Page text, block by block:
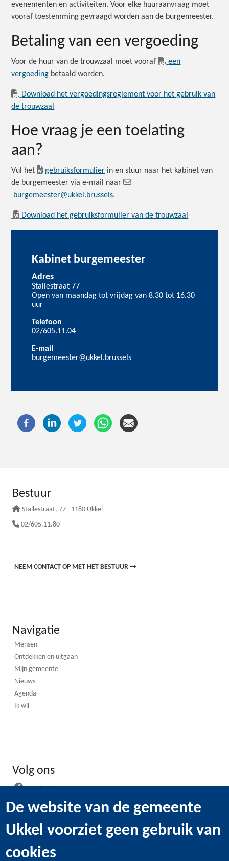
evenementen en activiteiten. Voor elke huuraanvraag moet
vooraf toestemming gevraagd worden aan de burgemeester.
Betaling van een vergoeding
Voor de huur van de trouwzaal moet vooraf
een
vergoeding betaald worden.
Download het vergoedingsreglement voor het gebruik van
de trouwzaal
Hoe vraag je een toelating
aan?
Vul het gebruiksformulier in en stuur naar het kabinet van
de burgemeester via e-mail naar
burgemeester@ukkel.brussels.
Download het gebruiksformulier van de trouwzaal
Kabinet burgemeester
Adres
Stallestraat 77
Open van maandag tot vrijdag van 8.30 tot 16.30
uur
Telefoon
02/605.11.04
E-mail
burgemeester@ukkel.brussels
Bestuur
Stallestraat, 77 - 1180 Ukkel
02/605.11.80
NEEM CONTACT OP MET HET BESTUUR →
Navigatie
Mensen
Ontdekken en uitgaan
Mijn gemeente
Nieuws
Agenda
Ik wil
Volg ons
Facebook
Instagram
WhatsApp
De website van de gemeente
Ukkel voorziet geen gebruik van
cookies